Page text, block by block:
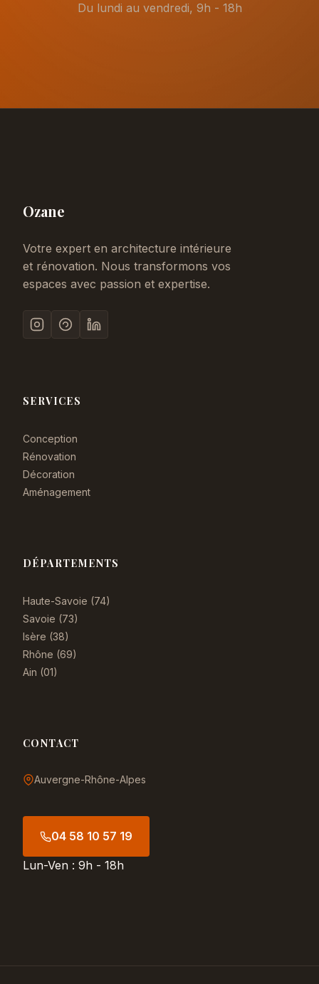
Du lundi au vendredi, 9h - 18h
Ozane
Votre expert en architecture intérieure
et rénovation. Nous transformons vos
espaces avec passion et expertise.
SERVICES
Conception
Rénovation
Décoration
Aménagement
DÉPARTEMENTS
Haute-Savoie (74)
Savoie (73)
Isère (38)
Rhône (69)
Ain (01)
CONTACT
Auvergne-Rhône-Alpes
04 58 10 57 19
Lun-Ven : 9h - 18h